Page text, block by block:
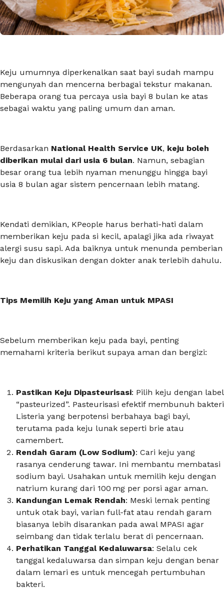
Keju umumnya diperkenalkan saat bayi sudah mampu
mengunyah dan mencerna berbagai tekstur makanan.
Beberapa orang tua percaya usia bayi 8 bulan ke atas
sebagai waktu yang paling umum dan aman.
Berdasarkan National Health Service UK, keju boleh
diberikan mulai dari usia 6 bulan. Namun, sebagian
besar orang tua lebih nyaman menunggu hingga bayi
usia 8 bulan agar sistem pencernaan lebih matang.
Kendati demikian, KPeople harus berhati-hati dalam
memberikan keju pada si kecil, apalagi jika ada riwayat
alergi susu sapi. Ada baiknya untuk menunda pemberian
keju dan diskusikan dengan dokter anak terlebih dahulu.
Tips Memilih Keju yang Aman untuk MPASI
Sebelum memberikan keju pada bayi, penting
memahami kriteria berikut supaya aman dan bergizi:
Pastikan Keju Dipasteurisasi: Pilih keju dengan label
“pasteurized”. Pasteurisasi efektif membunuh bakteri
Listeria yang berpotensi berbahaya bagi bayi,
terutama pada keju lunak seperti brie atau
camembert.
Rendah Garam (Low Sodium): Cari keju yang
rasanya cenderung tawar. Ini membantu membatasi
sodium bayi. Usahakan untuk memilih keju dengan
natrium kurang dari 100 mg per porsi agar aman.
Kandungan Lemak Rendah: Meski lemak penting
untuk otak bayi, varian full-fat atau rendah garam
biasanya lebih disarankan pada awal MPASI agar
seimbang dan tidak terlalu berat di pencernaan.
Perhatikan Tanggal Kedaluwarsa: Selalu cek
tanggal kedaluwarsa dan simpan keju dengan benar
dalam lemari es untuk mencegah pertumbuhan
bakteri.